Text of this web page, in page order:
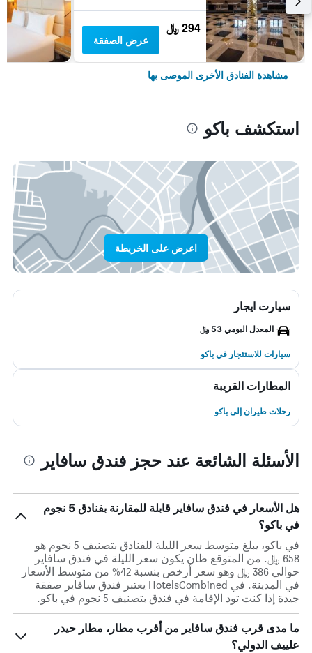
294 ﷼
عرض الصفقة
مشاهدة الفنادق الأخرى الموصى بها
استكشف باكو
اعرض على الخريطة
سيارت ايجار
المعدل اليومي 53 ﷼
سيارات للاستئجار في باكو
المطارات القريبة
رحلات طيران إلى باكو
الأسئلة الشائعة عند حجز فندق سافاير
هل الأسعار في فندق سافاير قابلة للمقارنة بفنادق 5 نجوم
في باكو؟
في باكو، يبلغ متوسط ​​سعر الليلة للفنادق بتصنيف 5 نجوم هو
658 ﷼. من المتوقع ظان يكون سعر الليلة في فندق سافاير
حوالي 386 ﷼ وهو سعر أرخص بنسبة 42% من متوسط الأسعار
في المدينة. في HotelsCombined يعتبر فندق سافاير صفقة
جيدة إذا كنت تود الإقامة في فندق بتصنيف 5 نجوم في باكو.
ما مدى قرب فندق سافاير من أقرب مطار، مطار حيدر
علييف الدولي؟